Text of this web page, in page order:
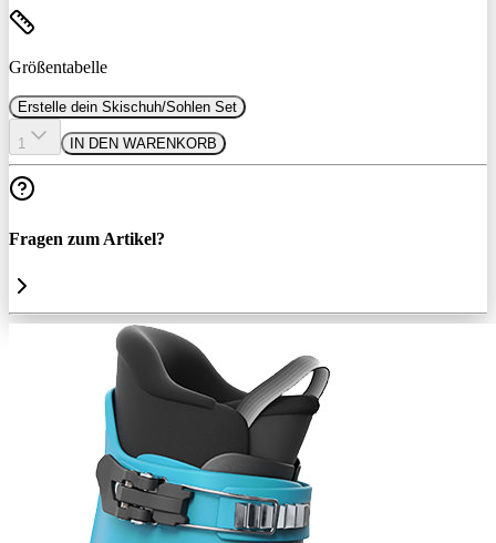
Größentabelle
Erstelle dein Skischuh/Sohlen Set
1 IN DEN WARENKORB
Fragen zum Artikel?